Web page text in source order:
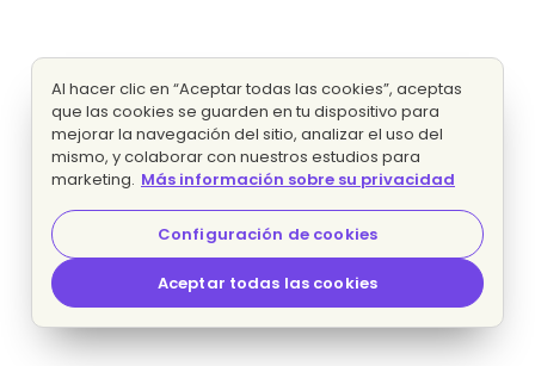
Al hacer clic en “Aceptar todas las cookies”, aceptas
que las cookies se guarden en tu dispositivo para
mejorar la navegación del sitio, analizar el uso del
mismo, y colaborar con nuestros estudios para
marketing. Más información sobre su privacidad
Configuración de cookies
Aceptar todas las cookies